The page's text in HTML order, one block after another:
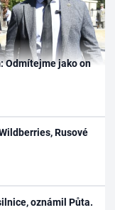
Odmítejme jako on
Rusové
oznámil Půta.